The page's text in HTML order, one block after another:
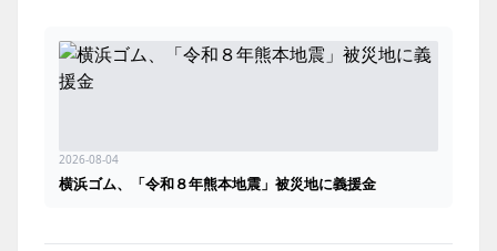
2026-08-04
横浜ゴム、「令和８年熊本地震」被災地に義援金